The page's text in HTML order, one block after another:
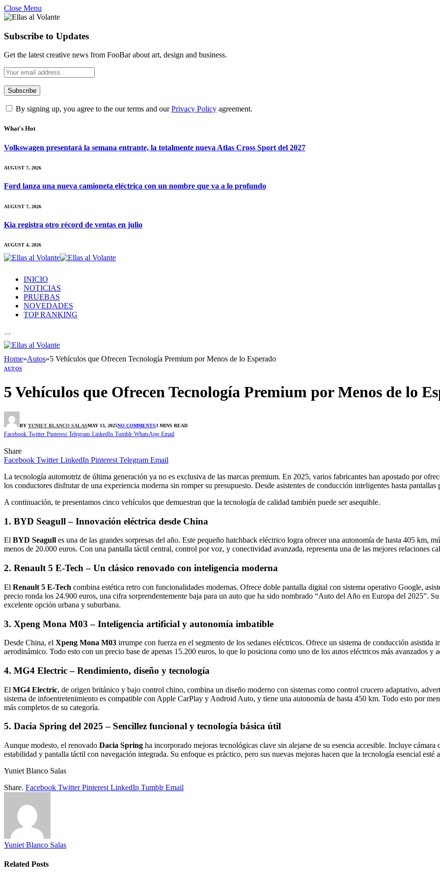
Close Menu
Subscribe to Updates
Get the latest creative news from FooBar about art, design and business.
By signing up, you agree to the our terms and ourPrivacy Policy agreement.
What's Hot
Volkswagen presentará la semana entrante, la totalmente nueva Atlas Cross Sport del 2027
AUGUST 7, 2026
Ford lanza una nueva camioneta eléctrica con un nombre que va a lo profundo
AUGUST 7, 2026
Kia registra otro récord de ventas en julio
AUGUST 4, 2026
INICIO
NOTICIAS
PRUEBAS
NOVEDADES
TOP RANKING
Home»Autos»5 Vehículos que Ofrecen Tecnología Premium por Menos de lo Esperado
AUTOS
5 Vehículos que Ofrecen Tecnología Premium por Menos de lo
BY YUNIET BLANCO SALASMAY 13, 2025NO COMMENTS3 MINS READ
Facebook Twitter Pinterest Telegram LinkedIn Tumblr WhatsApp Email
Share
Facebook Twitter LinkedIn Pinterest Telegram Email
La tecnología automotriz de última generación ya no es exclusiva de las marcas premium. En 2025, varios fabricantes han apostado por
los conductores disfrutar de una experiencia moderna sin romper su presupuesto. Desde asistentes de conducción inteligentes hasta
A continuación, te presentamos cinco vehículos que demuestran que la tecnología de calidad también puede ser asequible.
1. BYD Seagull – Innovación eléctrica desde China
El BYD Seagull es una de las grandes sorpresas del año. Este pequeño hatchback eléctrico logra ofrecer una autonomía de hasta 405 km,
menos de 20.000 euros. Con una pantalla táctil central, control por voz, y conectividad avanzada, representa una de las mejores relaciones
2. Renault 5 E-Tech – Un clásico renovado con inteligencia moderna
El Renault 5 E-Tech combina estética retro con funcionalidades modernas. Ofrece doble pantalla digital con sistema operativo Google,
precio ronda los 24.900 euros, una cifra sorprendentemente baja para un auto que ha sido nombrado “Auto del Año en Europa del 2025”.
excelente opción urbana y suburbana.
3. Xpeng Mona M03 – Inteligencia artificial y autonomía imbatible
Desde China, el Xpeng Mona M03 irrumpe con fuerza en el segmento de los sedanes eléctricos. Ofrece un sistema de conducción
aerodinámico. Todo esto con un precio base de apenas 15.200 euros, lo que lo posiciona como uno de los autos eléctricos más avanzados y
4. MG4 Electric – Rendimiento, diseño y tecnología
El MG4 Electric, de origen británico y bajo control chino, combina un diseño moderno con sistemas como control crucero adaptativo,
sistema de infoentretenimiento es compatible con Apple CarPlay y Android Auto, y tiene una autonomía de hasta 450 km. Todo esto por
más completos de su categoría.
5. Dacia Spring del 2025 – Sencillez funcional y tecnología básica útil
Aunque modesto, el renovado Dacia Spring ha incorporado mejoras tecnológicas clave sin alejarse de su esencia accesible. Incluye
estabilidad y pantalla táctil con navegación integrada. Su enfoque es práctico, pero sus nuevas mejoras hacen que la tecnología esencial
Yuniet Blanco Salas
Share. Facebook Twitter Pinterest LinkedIn Tumblr Email
Yuniet Blanco Salas
Related Posts